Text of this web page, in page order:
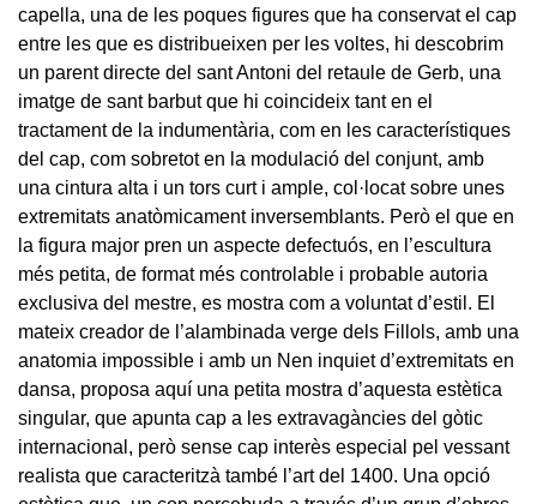
capella, una de les poques figures que ha conservat el cap
entre les que es distribueixen per les voltes, hi descobrim
un parent directe del sant Antoni del retaule de Gerb, una
imatge de sant barbut que hi coincideix tant en el
tractament de la indumentària, com en les característiques
del cap, com sobretot en la modulació del conjunt, amb
una cintura alta i un tors curt i ample, col·locat sobre unes
extremitats anatòmicament inversemblants. Però el que en
la figura major pren un aspecte defectuós, en l’escultura
més petita, de format més controlable i probable autoria
exclusiva del mestre, es mostra com a voluntat d’estil. El
mateix creador de l’alambinada verge dels Fillols, amb una
anatomia impossible i amb un Nen inquiet d’extremitats en
dansa, proposa aquí una petita mostra d’aquesta estètica
singular, que apunta cap a les extravagàncies del gòtic
internacional, però sense cap interès especial pel vessant
realista que caracteritzà també l’art del 1400. Una opció